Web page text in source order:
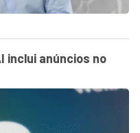
inclui anúncios no